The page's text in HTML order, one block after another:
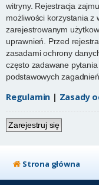
witryny. Rejestracja
możliwości korzystania z
zarejestrowanym
uprawnień. Przed
zasadami ochrony
często zadawane
podstawowych
Regulamin | Zasady
Zarejestruj się
Strona główna